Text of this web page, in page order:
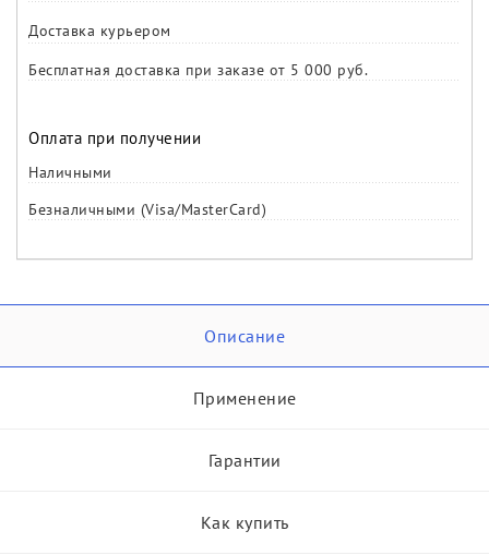
Доставка курьером
Бесплатная доставка при заказе от 5 000 руб.
Оплата при получении
Наличными
Безналичными (Visa/MasterCard)
Описание
Применение
Гарантии
Как купить